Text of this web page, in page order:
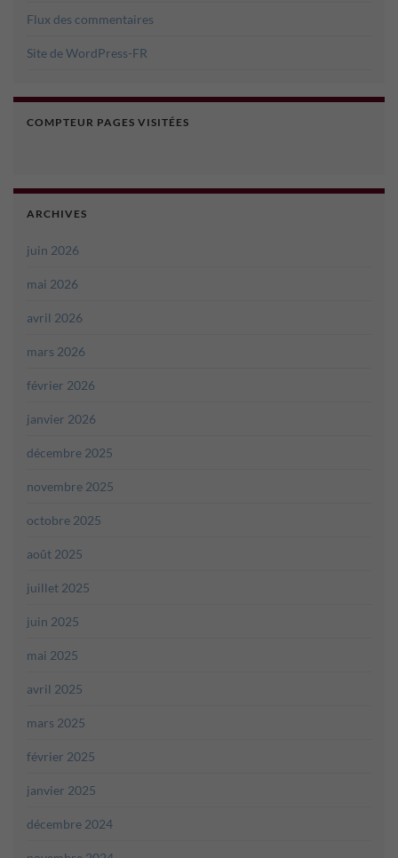
Flux des commentaires
Site de WordPress-FR
COMPTEUR PAGES VISITÉES
ARCHIVES
juin 2026
mai 2026
avril 2026
mars 2026
février 2026
janvier 2026
décembre 2025
novembre 2025
octobre 2025
août 2025
juillet 2025
juin 2025
mai 2025
avril 2025
mars 2025
février 2025
janvier 2025
décembre 2024